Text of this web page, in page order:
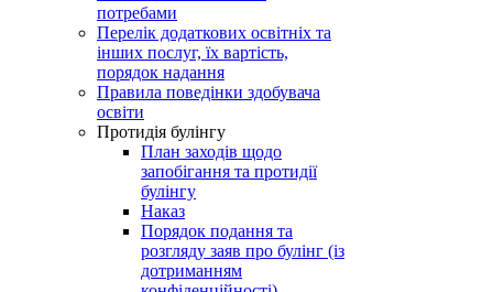
потребами
Перелік додаткових освітніх та
інших послуг, їх вартість,
порядок надання
Правила поведінки здобувача
освіти
Протидія булінгу
План заходів щодо
запобігання та протидії
булінгу
Наказ
Порядок подання та
розгляду заяв про булінг (із
дотриманням